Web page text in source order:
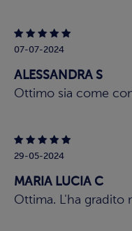
07-07-2024
ALESSANDRA S
Ottimo sia come
29-05-2024
MARIA LUCIA C
Ottima. L'ha gradito